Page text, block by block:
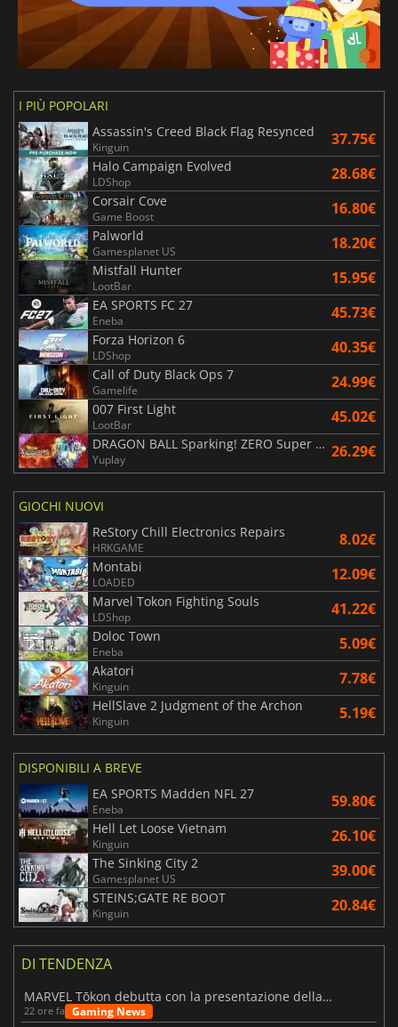
I PIÙ POPOLARI
Assassin's Creed Black Flag Resynced
Kinguin 37.75€
Halo Campaign Evolved
LDShop 28.68€
Corsair Cove
Game Boost 16.80€
Palworld
Gamesplanet US 18.20€
Mistfall Hunter
LootBar 15.95€
EA SPORTS FC 27
Eneba 45.73€
Forza Horizon 6
LDShop 40.35€
Call of Duty Black Ops 7
Gamelife 24.99€
007 First Light
LootBar 45.02€
DRAGON BALL Sparking! ZERO Super Limit Breaking NEO
Yuplay 26.29€
GIOCHI NUOVI
ReStory Chill Electronics Repairs
HRKGAME 8.02€
Montabi
LOADED 12.09€
Marvel Tokon Fighting Souls
LDShop 41.22€
Doloc Town
Eneba 5.09€
Akatori
Kinguin 7.78€
HellSlave 2 Judgment of the Archon
Kinguin 5.19€
DISPONIBILI A BREVE
EA SPORTS Madden NFL 27
Eneba 59.80€
Hell Let Loose Vietnam
Kinguin 26.10€
The Sinking City 2
Gamesplanet US 39.00€
STEINS;GATE RE BOOT
Kinguin 20.84€
DI TENDENZA
MARVEL Tōkon debutta con la presentazione della roadmap per il primo anno
22 ore fa Gaming News